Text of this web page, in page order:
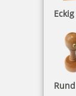
Eckig
Rund